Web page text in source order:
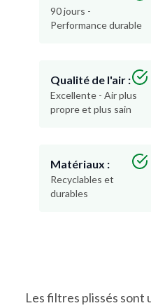
90 jours -
Performance durable
Qualité de l'air :
Excellente - Air plus
propre et plus sain
Matériaux :
Recyclables et
durables
Les filtres plissés sont